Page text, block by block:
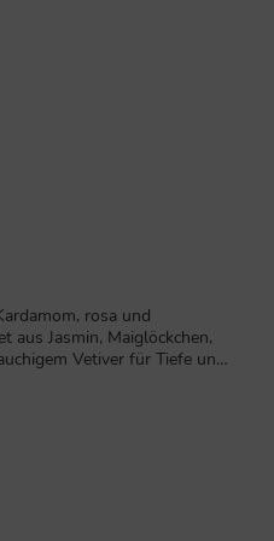
rosa und
aus Jasmin, Maiglöckchen,
Vetiver für Tiefe und